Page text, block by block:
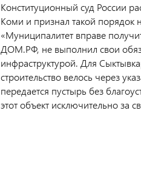
Конституционный суд России
Коми и признал такой порядок
«Муниципалитет вправе
ДОМ.РФ, не выполнил свои
инфраструктурой. Для
строительство велось через
передается пустырь без
этот объект исключительно за